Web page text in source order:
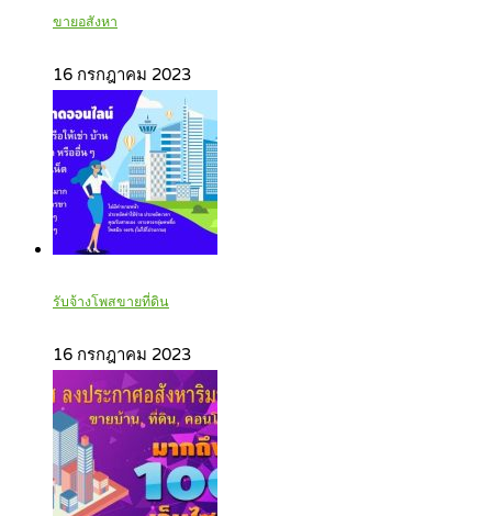
ขายอสังหา
16 กรกฎาคม 2023
รับจ้างโพสขายที่ดิน
16 กรกฎาคม 2023